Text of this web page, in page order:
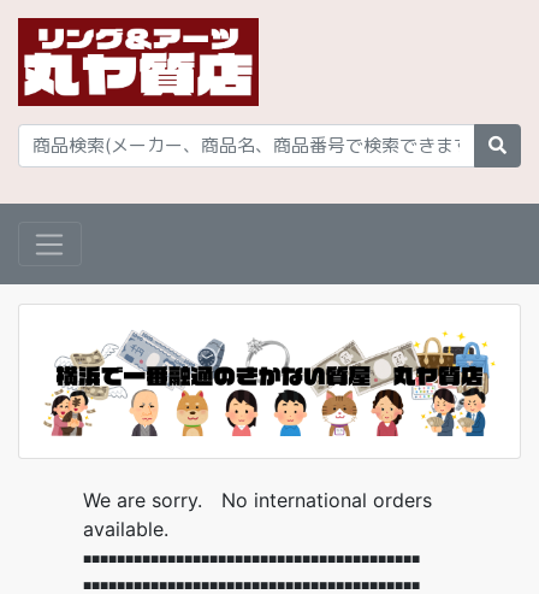
We are sorry. No international orders
available.
■■■■■■■■■■■■■■■■■■■■■■■■■■■■■■■■■■■■■■■■
■■■■■■■■■■■■■■■■■■■■■■■■■■■■■■■■■■■■■■■■